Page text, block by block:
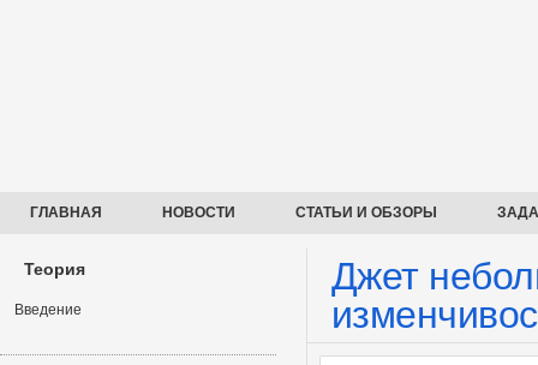
ГЛАВНАЯ НОВОСТИ СТАТЬИ И ОБЗОРЫ
Джет
Теория
Введение